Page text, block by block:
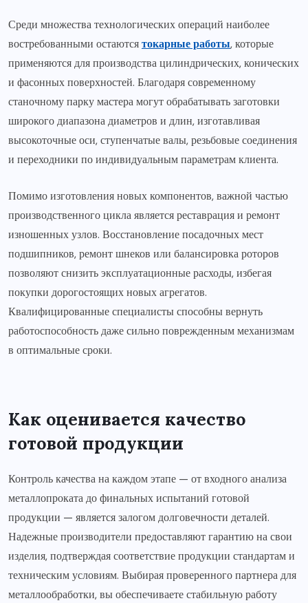
Среди множества технологических операций наиболее
востребованными остаютсятокарные работы, которые
применяются для производства цилиндрических, конических
и фасонных поверхностей. Благодаря современному
станочному парку мастера могут обрабатывать заготовки
широкого диапазона диаметров и длин, изготавливая
высокоточные оси, ступенчатые валы, резьбовые соединения
и переходники по индивидуальным параметрам клиента.
Помимо изготовления новых компонентов, важной частью
производственного цикла является реставрация и ремонт
изношенных узлов. Восстановление посадочных мест
подшипников, ремонт шнеков или балансировка роторов
позволяют снизить эксплуатационные расходы, избегая
покупки дорогостоящих новых агрегатов.
Квалифицированные специалисты способны вернуть
работоспособность даже сильно поврежденным механизмам
в оптимальные сроки.
Как оценивается качество
готовой продукции
Контроль качества на каждом этапе — от входного анализа
металлопроката до финальных испытаний готовой
продукции — является залогом долговечности деталей.
Надежные производители предоставляют гарантию на свои
изделия, подтверждая соответствие продукции стандартам и
техническим условиям. Выбирая проверенного партнера для
металлообработки, вы обеспечиваете стабильную работу